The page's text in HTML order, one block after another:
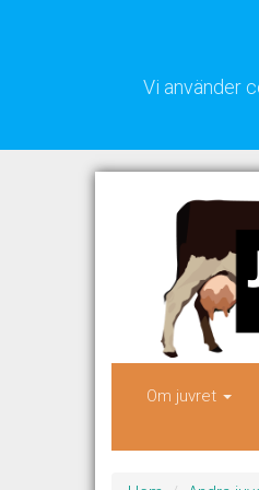
Vi använder
Om juvret